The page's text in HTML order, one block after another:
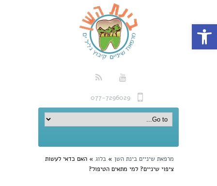
פתח סרגל נגישות
077-7296029
מרפאת שיניים בינת השן » בלוג » האם כדאי לעשות
ציפוי שיניים? למי מתאים הטיפול?